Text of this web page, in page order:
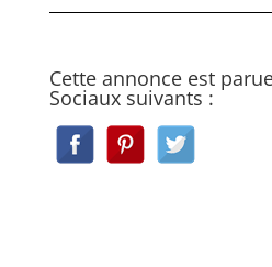
Cette annonce est
Sociaux suivants :